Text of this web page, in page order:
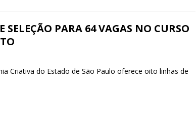
SELEÇÃO PARA 64 VAGAS NO CURSO
Criativa do Estado de São Paulo oferece oito linhas de